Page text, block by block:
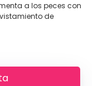
a los peces con
de